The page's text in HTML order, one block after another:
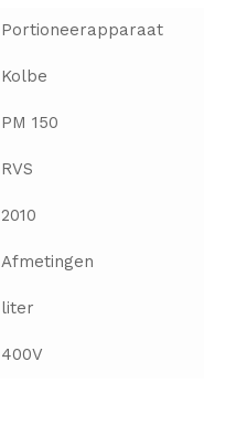
Portioneerapparaat
Kolbe
PM 150
RVS
2010
Afmetingen
liter
400V